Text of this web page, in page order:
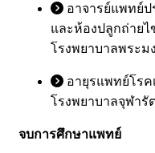
อาจารย์แพทย์
และห้องปลูกถ่ายไ
โรงพยาบาลพระม
อายุรแพทย์โรค
โรงพยาบาลจุฬารั
จบการศึกษาแพทย์